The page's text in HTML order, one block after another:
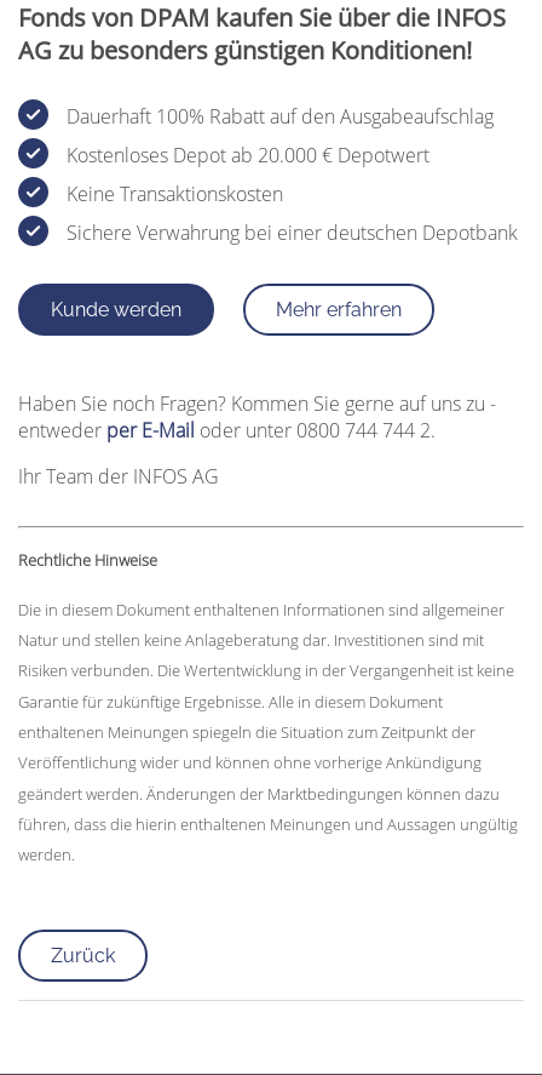
Fonds von DPAM kaufen Sie über die INFOS
AG zu besonders günstigen Konditionen!
Dauerhaft 100% Rabatt auf den Ausgabeaufschlag
Kostenloses Depot ab 20.000 € Depotwert
Keine Transaktionskosten
Sichere Verwahrung bei einer deutschen Depotbank
Kunde werden Mehr erfahren
Haben Sie noch Fragen? Kommen Sie gerne auf uns zu -
entweder per E-Mail oder unter 0800 744 744 2.
Ihr Team der INFOS AG
Rechtliche Hinweise
Die in diesem Dokument enthaltenen Informationen sind allgemeiner
Natur und stellen keine Anlageberatung dar. Investitionen sind mit
Risiken verbunden. Die Wertentwicklung in der Vergangenheit ist keine
Garantie für zukünftige Ergebnisse. Alle in diesem Dokument
enthaltenen Meinungen spiegeln die Situation zum Zeitpunkt der
Veröffentlichung wider und können ohne vorherige Ankündigung
geändert werden. Änderungen der Marktbedingungen können dazu
führen, dass die hierin enthaltenen Meinungen und Aussagen ungültig
werden.
Zurück